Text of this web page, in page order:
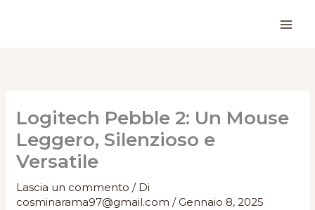
Logitech Pebble 2: Un Mouse
Leggero, Silenzioso e
Versatile
Lascia un commento / Di
cosminarama97@gmail.com/Gennaio 8, 2025